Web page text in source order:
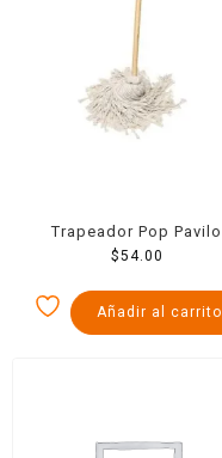
Trapeador Pop Pavilo
Grande
$54.00
Añadir al carrito